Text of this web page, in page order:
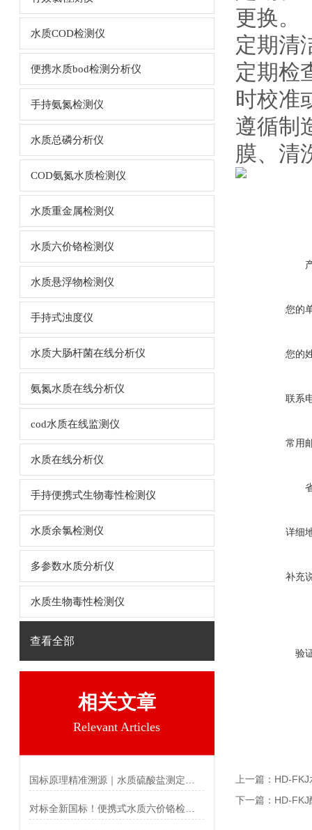
水质COD检测仪
便携水质bod检测分析仪
手持氨氮检测仪
水质总磷分析仪
COD氨氮水质检测仪
水质重金属检测仪
水质六价铬检测仪
水质悬浮物检测仪
手持式浊度仪
水质大肠杆菌在线分析仪
氨氮水质在线分析仪
cod水质在线监测仪
水质在线分析仪
手持便携式生物毒性检测仪
水质余氯检测仪
多参数水质分析仪
水质生物毒性检测仪
查看全部
相关文章
Relevant Articles
更换。
定期清
定期检
时校准
遵循制
膜、清
您的
您的
联系
常用
详细
补充
验
上一篇： HD-FKJ
下一篇： HD-FKJ